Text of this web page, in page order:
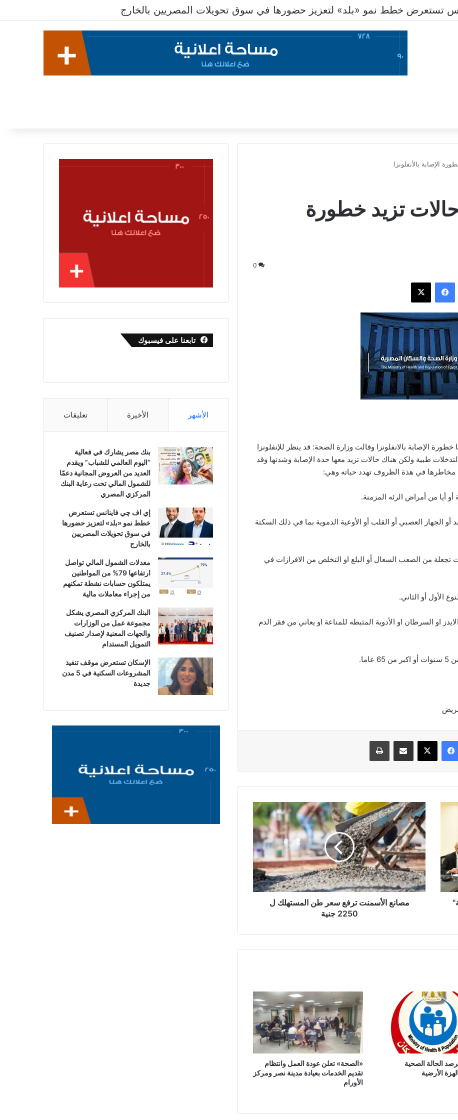
تستعرض خطط نمو «بلد» لتعزيز حضورها في سوق تحويلات المصريين بالخارج
تحذر من 8 حالات تزيد خطورة
0
فيسبوك ‫X
عن 8 حالات تزيد فيها خطورة الإصابة بالانفلونزا وقالت وزارة الصحة: قد ينظر للإنفلونزا
طبية ولكن هناك حالات تزيد معها حدة الإصابة وشدتها وقد
في هذة الظروف تهدد حياته وهي:
الجهاز العصبي أو القلب أو الأوعية الدموية بما في ذلك السكتة
من الصعب السعال أو البلع او التخلص من الافرازات في
او السرطان او الأدوية المثبطه للمناعة او يعاني من فقر الدم
فيسبوك ‫X مشاركة عبر البريد طباعة
مصانع
الأسمنت
ترفع
سعر
طن
المستهلك
ل
2250
جنية
مصانع الأسمنت ترفع سعر طن المستهلك ل
2250 جنية
الحالة الصحية
الأرضية
‎«الصحة» تعلن عودة العمل وانتظام
تقديم الخدمات بعيادة مدينة نصر ومركز
الأورام
تابعنا على فيسبوك
الأشهر الأخيرة تعليقات
بنك مصر يشارك في فعالية
“اليوم العالمي للشباب” ويقدم
العديد من العروض المجانية دعمًا
للشمول المالي تحت رعاية البنك
المركزي المصري
إي اف چي فاينانس تستعرض
خطط نمو «بلد» لتعزيز حضورها
في سوق تحويلات المصريين
بالخارج
معدلات الشمول المالي تواصل
ارتفاعها 79% من المواطنين
يمتلكون حسابات نشطة تمكنهم
من إجراء معاملات مالية
البنك المركزي المصري يشكل
مجموعة عمل من الوزارات
والجهات المعنية لإصدار تصنيف
التمويل المستدام
الإسكان تستعرض موقف تنفيذ
المشروعات السكنية في 5 مدن
جديدة